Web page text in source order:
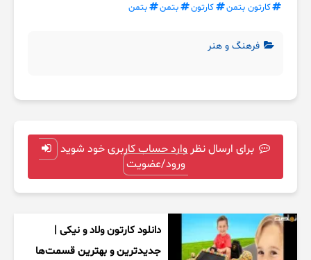
کارتون بتمن کارتون بتمن بتمن
فرهنگ و هنر
برای ارسال نظر وارد حساب کاربری خود شوید
ورود/عضویت
دانلود کارتون ولاد و نیکی |
جدیدترین و بهترین قسمت‌ها